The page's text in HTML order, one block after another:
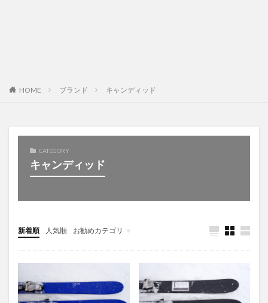
HOME ブランド キャンディッド
CATEGORY
キャンディッド
新着順 人気順 お勧めカテゴリ
Uncategorized